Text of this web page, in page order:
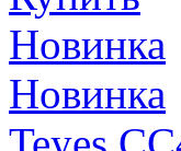
Новинка
Новинка